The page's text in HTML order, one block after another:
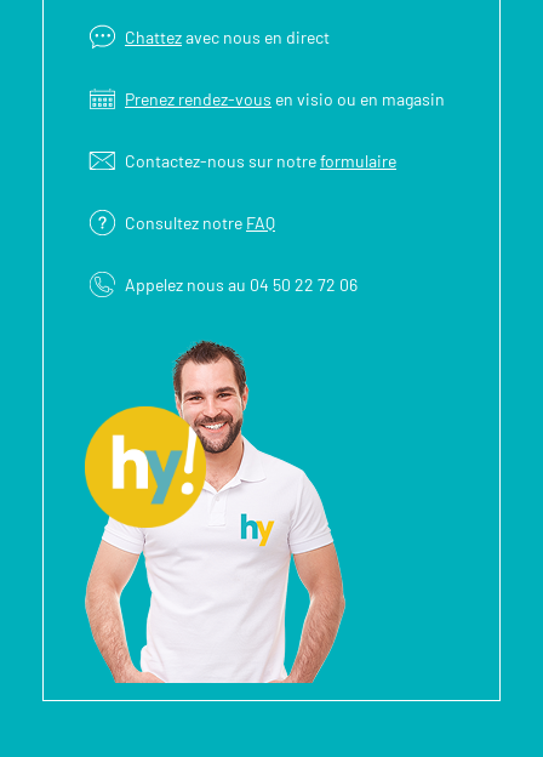
Chattezavec nous en direct
Prenez rendez-vous en visio ou en magasin
Contactez-nous sur notreformulaire
Consultez notre FAQ
Appelez nous au 04 50 22 72 06